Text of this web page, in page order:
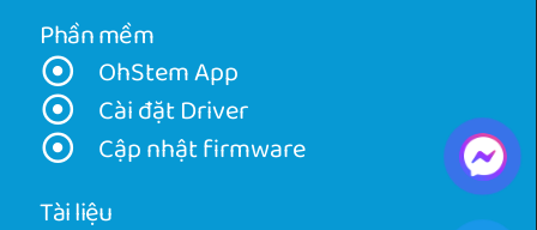
Phần mềm
OhStem App
Cài đặt Driver
Cập nhật firmware
Tài liệu